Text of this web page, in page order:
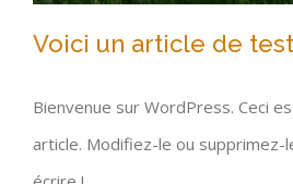
Voici un article de
Bienvenue sur WordPress. Ceci
article. Modifiez-le ou supprimez-